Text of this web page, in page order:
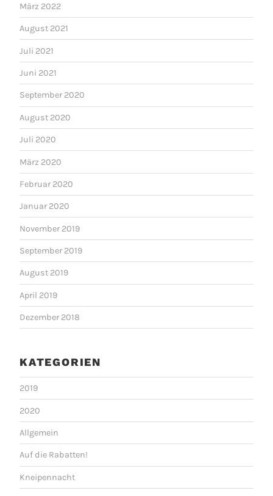
März 2022
August 2021
Juli 2021
Juni 2021
September 2020
August 2020
Juli 2020
März 2020
Februar 2020
Januar 2020
November 2019
September 2019
August 2019
April 2019
Dezember 2018
KATEGORIEN
2019
2020
Allgemein
Auf die Rabatten!
Kneipennacht